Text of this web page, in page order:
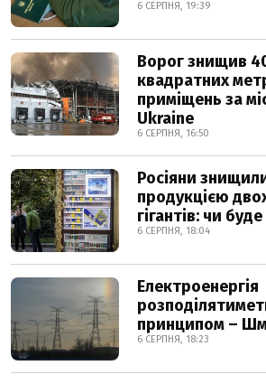
6 СЕРПНЯ, 19:39
Ворог знищив
квадратних
приміщень за
Ukraine
6 СЕРПНЯ, 16:50
Росіяни
продукцією
гігантів: чи
6 СЕРПНЯ, 18:04
Електроенергія
принципом –
6 СЕРПНЯ, 18:23